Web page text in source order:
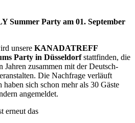
Summer Party am 01. September
unsere KANADATREFF
Party in Düsseldorfstattfinden, die
zusammen mit der Deutsch-
Die Nachfrage verläuft
sich schon mehr als 30 Gäste
angemeldet.
erneut das